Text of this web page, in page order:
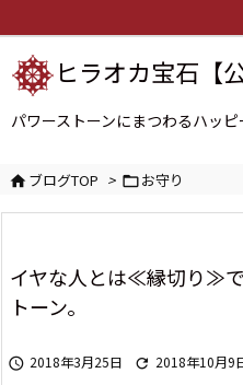
ヒラオカ宝石【
パワーストーンにまつわるハッ
ブログTOP > お守り
イヤな人とは≪縁切り≫
トーン。
 2018年3月25日  2018年10月9